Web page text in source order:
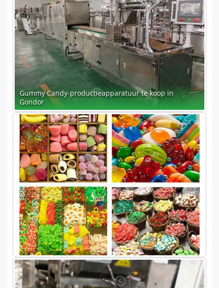
Gummy Candy-productieapparatuur te koop in
Gondor